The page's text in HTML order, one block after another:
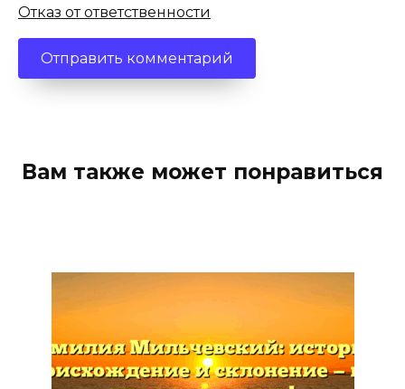
Отказ от ответственности
Вам также может понравиться